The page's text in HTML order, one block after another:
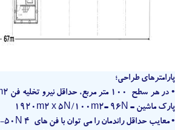
پارامترهای طراحی؛
پارک ماشین = 1920m2 x 5N/100m2= 96N